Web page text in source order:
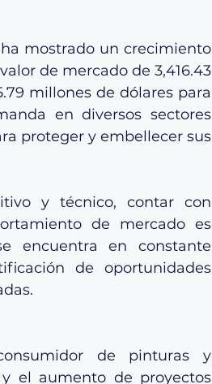
mostrado un crecimiento
de mercado de 3,416.43
millones de dólares para
en diversos sectores
proteger y embellecer sus
y técnico, contar con
de mercado es
encuentra en constante
de oportunidades
de pinturas y
el aumento de proyectos